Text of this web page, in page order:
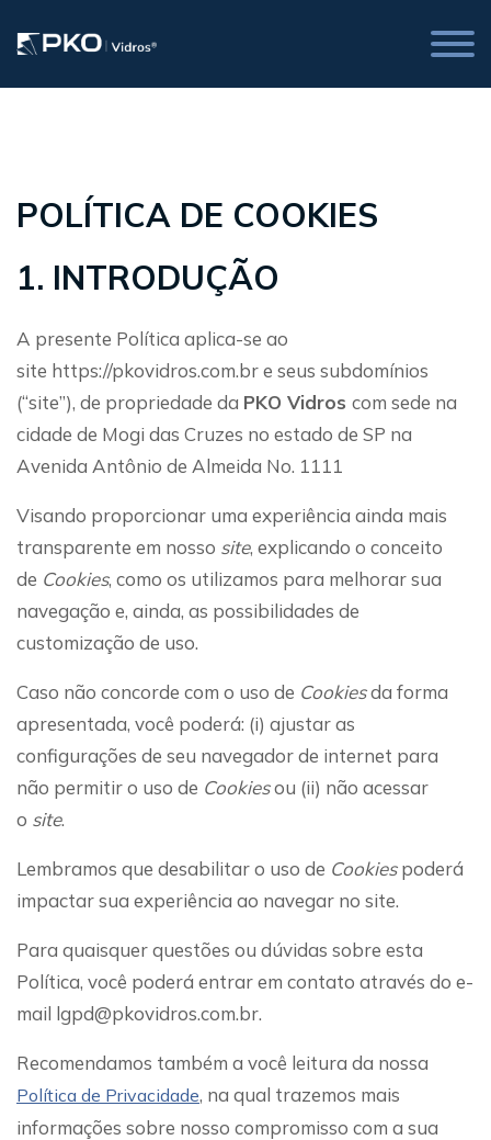
Abrir
POLÍTICA DE COOKIES
1. INTRODUÇÃO
A presente Política aplica-se ao
site https://pkovidros.com.br e seus subdomínios
(“site”), de propriedade da PKO Vidros com sede na
cidade de Mogi das Cruzes no estado de SP na
Avenida Antônio de Almeida No. 1111
Visando proporcionar uma experiência ainda mais
transparente em nosso site, explicando o conceito
de Cookies, como os utilizamos para melhorar sua
navegação e, ainda, as possibilidades de
customização de uso.
Caso não concorde com o uso de Cookiesda forma
apresentada, você poderá: (i) ajustar as
configurações de seu navegador de internet para
não permitir o uso de Cookiesou (ii) não acessar
o site.
Lembramos que desabilitar o uso de Cookiespoderá
impactar sua experiência ao navegar no site.
Para quaisquer questões ou dúvidas sobre esta
Política, você poderá entrar em contato através do e-
mail lgpd@pkovidros.com.br.
Recomendamos também a você leitura da nossa
Política de Privacidade, na qual trazemos mais
informações sobre nosso compromisso com a sua